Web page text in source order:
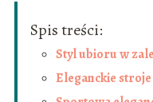
Spis treści:
Styl ubioru w
Eleganckie